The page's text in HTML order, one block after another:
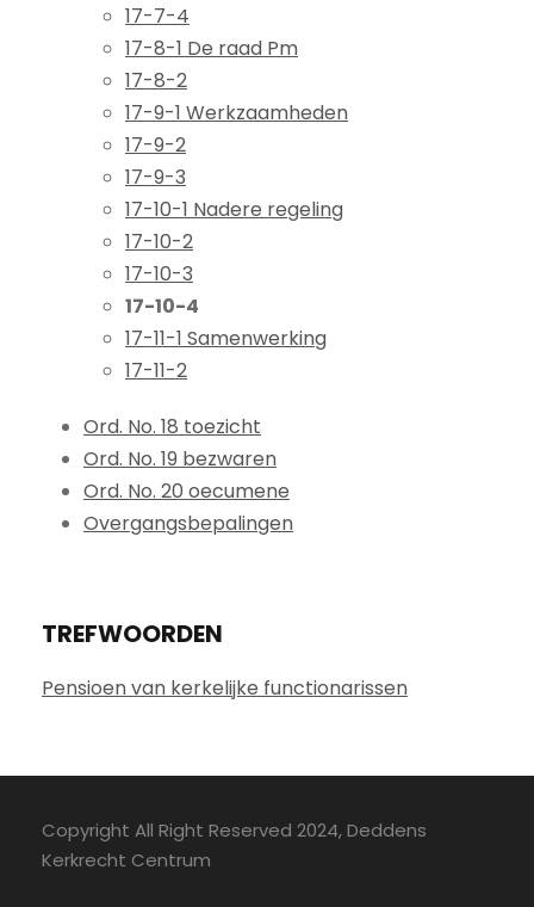
17-7-4
17-8-1 De raad Pm
17-8-2
17-9-1 Werkzaamheden
17-9-2
17-9-3
17-10-1 Nadere regeling
17-10-2
17-10-3
17-10-4
17-11-1 Samenwerking
17-11-2
Ord. No. 18 toezicht
Ord. No. 19 bezwaren
Ord. No. 20 oecumene
Overgangsbepalingen
TREFWOORDEN
Pensioen van kerkelijke functionarissen
Copyright All Right Reserved 2024, Deddens
Kerkrecht Centrum